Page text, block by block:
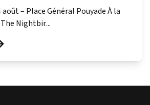
– Place Général Pouyade À la
Nightbir...